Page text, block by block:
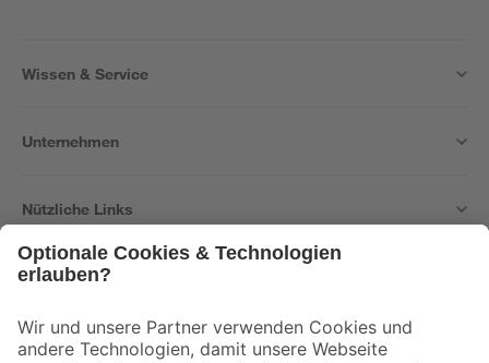
Wissen & Service
Unternehmen
Nützliche Links
Der toom Newsletter: Keine Angebote und Aktionen mehr verpassen!